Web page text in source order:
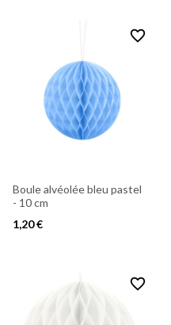
favorite_border
Boule alvéolée bleu pastel
- 10 cm
1,20 €
favorite_border